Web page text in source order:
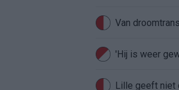
Van
'Hij is weer
Lille geeft niet